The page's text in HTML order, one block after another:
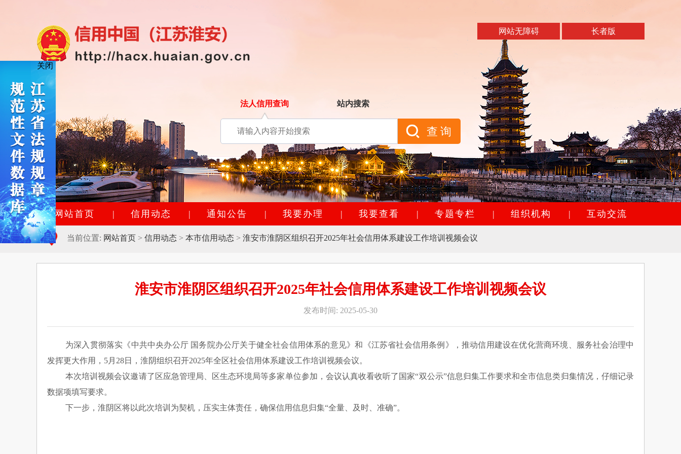
网站无障碍 长者版
法人信用查询 站内搜索
查询
网站首页 | 信用动态 | 通知公告 | 我要办理 | 我要查看 | 专题专栏 | 组织机构 | 互动交流
当前位置: 网站首页 > 信用动态 > 本市信用动态 > 淮安市淮阴区组织召开2025年社会信用体系建设工作培训视频会议
淮安市淮阴区组织召开2025年社会信用体系建设工作培训视频会议
发布时间: 2025-05-30
为深入贯彻落实《中共中央办公厅 国务院办公厅关于健全社会信用体系的意见》和《江苏省社会信用条例》，推动信用建设在优化营商环境、服务社会治理中
发挥更大作用，5月28日，淮阴组织召开2025年全区社会信用体系建设工作培训视频会议。
本次培训视频会议邀请了区应急管理局、区生态环境局等多家单位参加，会议认真收看收听了国家“双公示”信息归集工作要求和全市信息类归集情况，仔细记录
数据项填写要求。
下一步，淮阴区将以此次培训为契机，压实主体责任，确保信用信息归集“全量、及时、准确”。
关闭